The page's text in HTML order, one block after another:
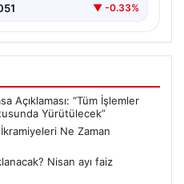
▼ -0.33%
Açıklaması: “Tüm İşlemler
Yürütülecek”
Ne Zaman
Nisan ayı faiz